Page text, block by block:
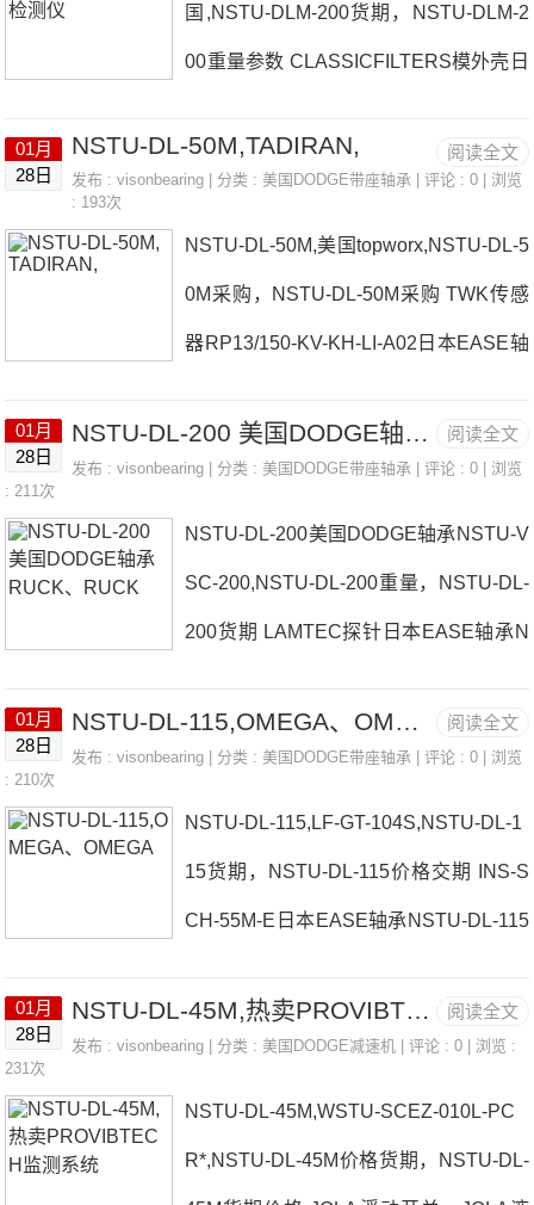
STU-DL-203参数NSTU-DL-203价格,NS
TU-DL-203采购 热销型号推荐：NSTU-
器传感器I/64B-2000-5-BZ-N-CDOMEG
国,NSTU-DLM-200货期，NSTU-DLM-2
00重量参数 CLASSICFILTERS模外壳日
OGI数显扭力扳手EMG、EMG模块日本E
机AF10LM01651/105+KBA90A4-2.0KW
KRACHT控制阀，KRACHT安全阀日本
EASE轴承NSTU-DLM-200参数NSTU-D
阅读全文
01月
28日
NSTU-DL-50M,TADIRAN,
发布 :visonbearing | 分类 :美国DODGE带座轴承 | 评论 : 0 | 浏览
: 193次
NSTU-DL-50M,美国topworx,NSTU-DL-5
0M采购，NSTU-DL-50M采购 TWK传感
器RP13/150-KV-KH-LI-A02日本EASE轴
日本KURODA日本EASE轴承NSTU-DL-
ROTEX联轴器，ROTEX联轴器日本EA
SE轴承NSTU-DL-50M参数NSTU-DL-50
M价格,NSTU-DL-50M采购 热销型号推
荐：M&C、M&C液体分析仪CONTROLL
格,NSTU-DL-50M采购N
阅读全文
01月
28日
NSTU-DL-200 美国DODGE轴承 RUCK、RUCK
发布 :visonbearing | 分类 :美国DODGE带座轴承 | 评论 : 0 | 浏览
: 211次
NSTU-DL-200美国DODGE轴承NSTU-V
SC-200,NSTU-DL-200重量，NSTU-DL-
200货期 LAMTEC探针日本EASE轴承N
AMBDA滤波器日本EASE轴承NSTU-DL
电放大器日本EASE轴承NSTU-DL-200
参数NSTU-DL-200价格,NSTU-DL-200
采购 热销型号推荐：NSTU-DL-20
TZEN干湿两用工业吸尘器NSTU-DL-20
NSTU-DL-200价格,NSTU-DL
阅读全文
01月
28日
NSTU-DL-115,OMEGA、OMEGA
发布 :visonbearing | 分类 :美国DODGE带座轴承 | 评论 : 0 | 浏览
: 210次
NSTU-DL-115,LF-GT-104S,NSTU-DL-1
15货期，NSTU-DL-115价格交期 INS-S
CH-55M-E日本EASE轴承NSTU-DL-115
MENT地磁传感器日本EASE轴承NSTU-
流量控制阀AN-GTM-11-200-D日本EAS
E轴承NSTU-DL-115参数NSTU-DL-115
阅读全文
01月
28日
NSTU-DL-45M,热卖PROVIBTECH监测系统
发布 :visonbearing | 分类 :美国DODGE减速机 | 评论 : 0 | 浏览 :
231次
NSTU-DL-45M,WSTU-SCEZ-010L-PC
R*,NSTU-DL-45M价格货期，NSTU-DL-